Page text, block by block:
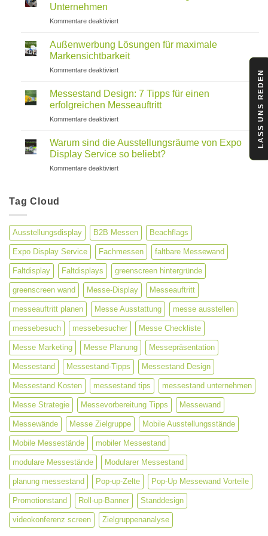
Alle
im
Überblick
Unternehmen
Kommentare deaktiviertfür
Messen
und
ihre
Bedeutung
Unternehmen
Außenwerbung Lösungen für maximale
Markensichtbarkeit
Kommentare deaktiviertfür
Lösungen
für
maximale
Markensichtbarkeit
Messestand Design: 7 Tipps für einen
erfolgreichen Messeauftritt
Kommentare deaktiviertfür
Design:
Tipps
für
Warum sind die Ausstellungsräume von Expo
Display Service so beliebt?
Kommentare deaktiviertfür
Display
Service
so
beliebt?
Tag Cloud
Ausstellungsdisplay B2B Messen Beachflags
Expo Display Service Fachmessen faltbare Messewand
Faltdisplay Faltdisplays greenscreen hintergründe
greenscreen wand Messe-Display Messeauftritt
messeauftritt planen Messe Ausstattung messe ausstellen
messebesuch messebesucher Messe Checkliste
Messe Marketing Messe Planung Messepräsentation
Messestand Messestand-Tipps Messestand Design
Messestand Kosten messestand tips messestand unternehmen
Messe Strategie Messevorbereitung Tipps Messewand
Messewände Messe Zielgruppe Mobile Ausstellungsstände
Mobile Messestände mobiler Messestand
modulare Messestände Modularer Messestand
planung messestand Pop-up-Zelte Pop-Up Messewand Vorteile
Promotionstand Roll-up-Banner Standdesign
videokonferenz screen Zielgruppenanalyse
LASS UNS REDEN